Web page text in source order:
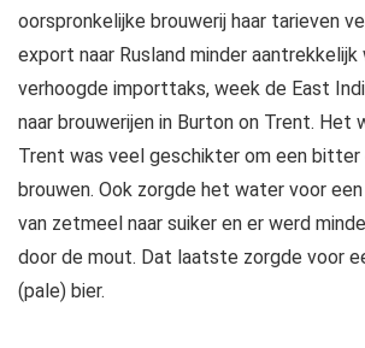
oorspronkelijke brouwerij haar tarieven
export naar Rusland minder aantrekkelijk
verhoogde importtaks, week de East
naar brouwerijen in Burton on Trent. Het
Trent was veel geschikter om een bitter
brouwen. Ook zorgde het water voor
van zetmeel naar suiker en er werd
door de mout. Dat laatste zorgde voor
(pale) bier.